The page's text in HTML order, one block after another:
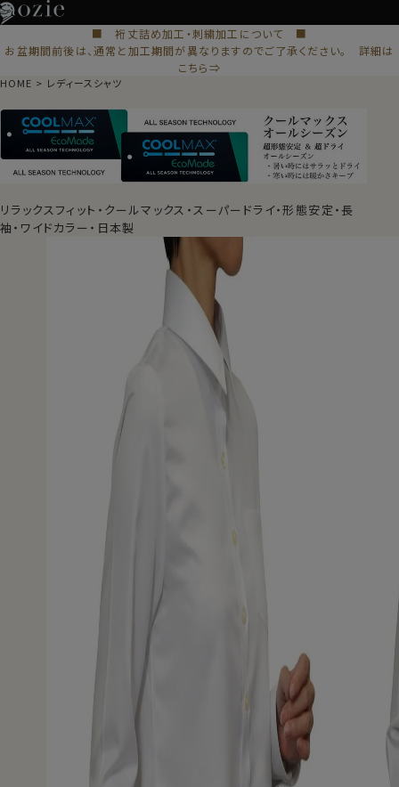
■ 裄丈詰め加工・刺繍加工について ■
お盆期間前後は、通常と加工期間が異なりますのでご了承ください。 詳細は
こちら⇒
HOME レディースシャツ
リラックスフィット・クールマックス・スーパードライ・形態安定・長
袖・ワイドカラー・日本製